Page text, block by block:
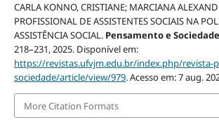
CARLA KONNO, CRISTIANE; MARCIANA
PROFISSIONAL DE ASSISTENTES SOCIAIS NA
ASSISTÊNCIA SOCIAL. Pensamento e Sociedade
218–231, 2025. Disponível em:
https://revistas.ufvjm.edu.br/index.php/revista-
sociedade/article/view/979. Acesso em: 7 aug.
More Citation Formats